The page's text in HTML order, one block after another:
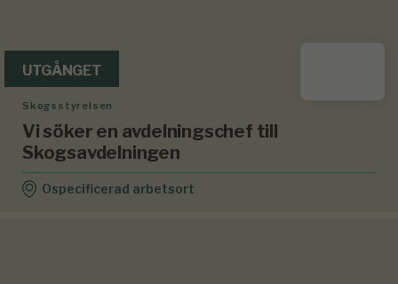
UTGÅNGET
Skogsstyrelsen
Vi söker en avdelningschef till
Skogsavdelningen
Ospecificerad arbetsort